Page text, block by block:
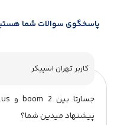
پاسخگوی سوالات شما
کاربر تهران اسپیکر
پیشنهاد میدین شما؟